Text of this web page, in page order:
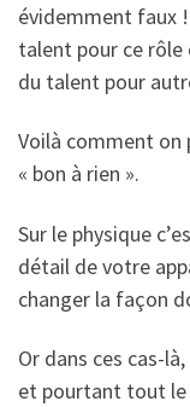
évidemment faux
talent pour ce rôle
du talent pour
Voilà comment on
« bon à rien ».
Sur le physique
détail de votre
changer la façon
Or dans ces cas-
et pourtant tout le